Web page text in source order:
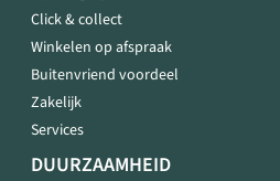
Click & collect
Winkelen op afspraak
Buitenvriend voordeel
Zakelijk
Services
DUURZAAMHEID